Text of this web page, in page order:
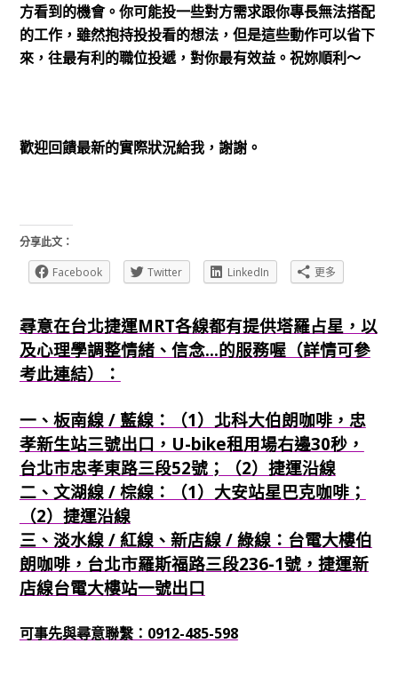
方看到的機會。你可能投一些對方需求跟你專長無法搭配
的工作，雖然抱持投投看的想法，但是這些動作可以省下
來，往最有利的職位投遞，對你最有效益。祝妳順利～
歡迎回饋最新的實際狀況給我，謝謝。
分享此文：
Facebook
Twitter LinkedIn 更多
尋意在台北捷運MRT各線都有提供塔羅占星，以
及心理學調整情緒、信念...的服務喔（詳情可參
考此連結）：
一、板南線 / 藍線：（1）北科大伯朗咖啡，忠
孝新生站三號出口，U-bike租用場右邊30秒，
台北市忠孝東路三段52號；（2）捷運沿線
二、文湖線 / 棕線：（1）大安站星巴克咖啡；
（2）捷運沿線
三、淡水線 / 紅線、新店線 / 綠線：台電大樓伯
朗咖啡，台北市羅斯福路三段236-1號，捷運新
店線台電大樓站一號出口
可事先與尋意聯繫：0912-485-598